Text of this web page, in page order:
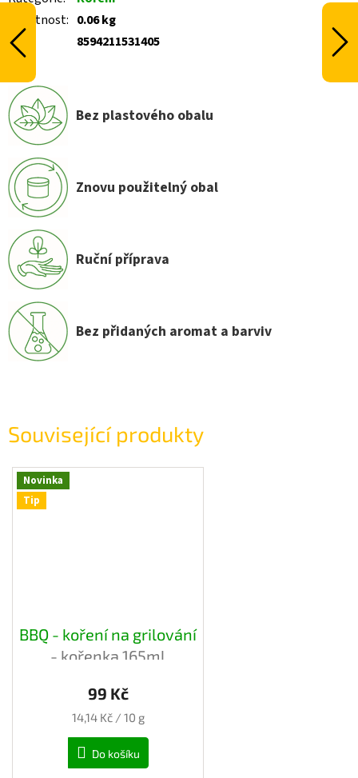
Související produkty
Novinka
Tip
BBQ - koření na grilování
- kořenka 165ml
99 Kč
Měrná
14,14 Kč / 10 g
Do košíku
Hmotnost: 0.06 kg
EAN
8594211531405
Bez plastového obalu
Znovu použitelný obal
Ruční příprava
Bez přidaných aromat a barviv